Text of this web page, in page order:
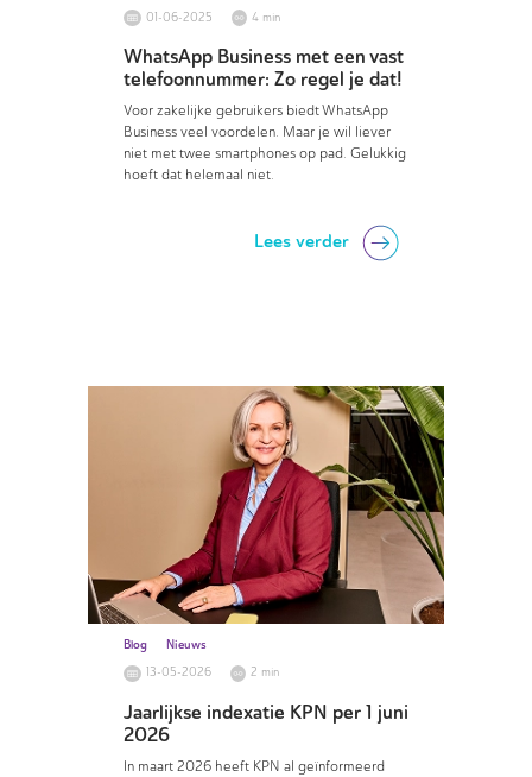
01-06-2025
4 min
WhatsApp Business met een vast
telefoonnummer: Zo regel je dat!
Voor zakelijke gebruikers biedt WhatsApp
Business veel voordelen. Maar je wil liever
niet met twee smartphones op pad. Gelukkig
hoeft dat helemaal niet.
Lees verder
Blog
Nieuws
13-05-2026
2 min
Jaarlijkse indexatie KPN per 1 juni
2026
In maart 2026 heeft KPN al geïnformeerd